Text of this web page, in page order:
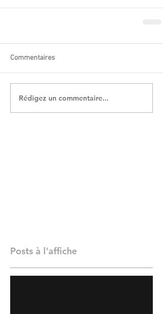
Commentaires
Rédigez un commentaire...
Posts à l'affiche